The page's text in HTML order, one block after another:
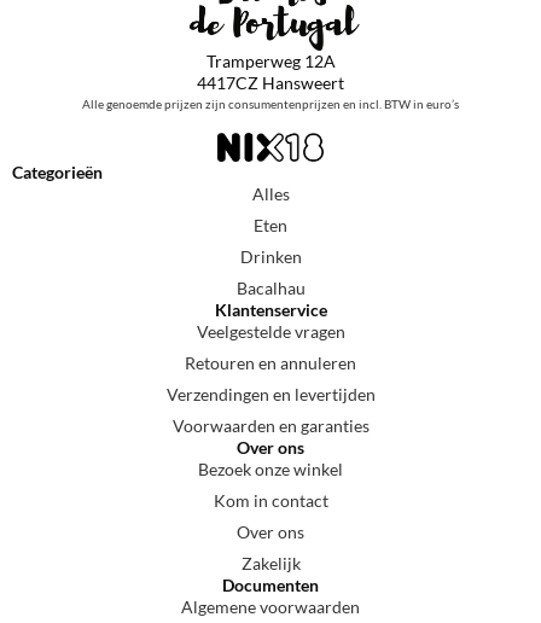
Tramperweg 12A
4417CZ Hansweert
Alle genoemde prijzen zijn consumentenprijzen en incl. BTW in euro’s
Categorieën
Alles
Eten
Drinken
Bacalhau
Klantenservice
Veelgestelde vragen
Retouren en annuleren
Verzendingen en levertijden
Voorwaarden en garanties
Over ons
Bezoek onze winkel
Kom in contact
Over ons
Zakelijk
Documenten
Algemene voorwaarden